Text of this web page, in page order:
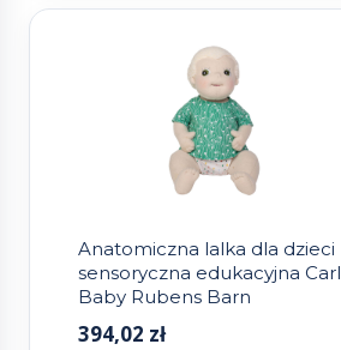
Anatomiczna lalka dla dzieci
sensoryczna edukacyjna Carl
Baby Rubens Barn
394,02 zł